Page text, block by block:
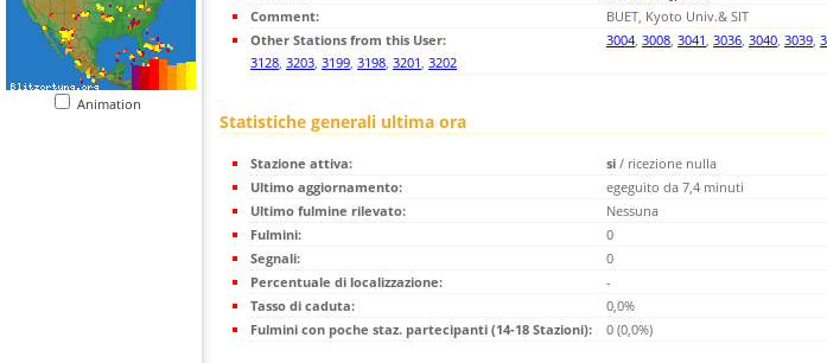
Animation
Comment:
BUET, Kyoto Univ.& SIT
Other Stations from this User:
3004, 3008, 3041, 3036, 3040, 3039,
3128, 3203, 3199, 3198, 3201, 3202
Statistiche generali ultima ora
Stazione attiva: si / ricezione nulla
Ultimo aggiornamento:
egeguito da 7,4 minuti
Ultimo fulmine rilevato:
Nessuna
Fulmini:
0
Segnali:
0
Percentuale di localizzazione:
-
Tasso di caduta:
0,0%
Fulmini con poche staz. partecipanti (14-18 Stazioni):
0 (0,0%)